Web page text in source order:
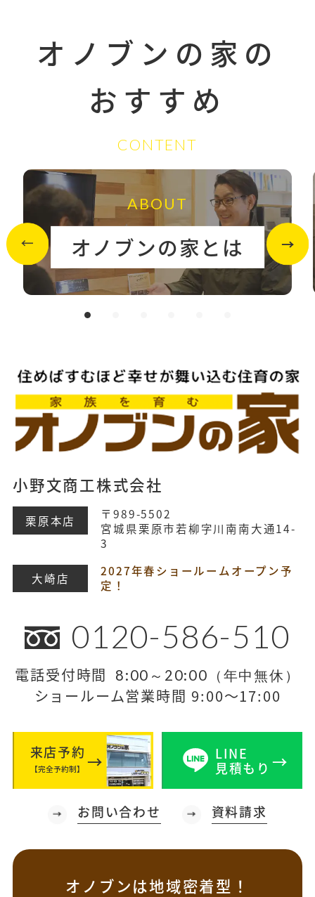
オノブンの家の
おすすめ
CONTENT
ABOUT
オノブンの家とは
小野文商工株式会社
栗原本店
〒989-5502
宮城県栗原市若柳字川南南大通14-
3
大崎店
2027年春ショールームオープン予
定！
0120-586-510
電話受付時間 8:00～20:00（年中無休）
ショールーム営業時間 9:00～17:00
来店予約
【完全予約制】
LINE
見積もり
お問い合わせ 資料請求
オノブンは地域密着型！